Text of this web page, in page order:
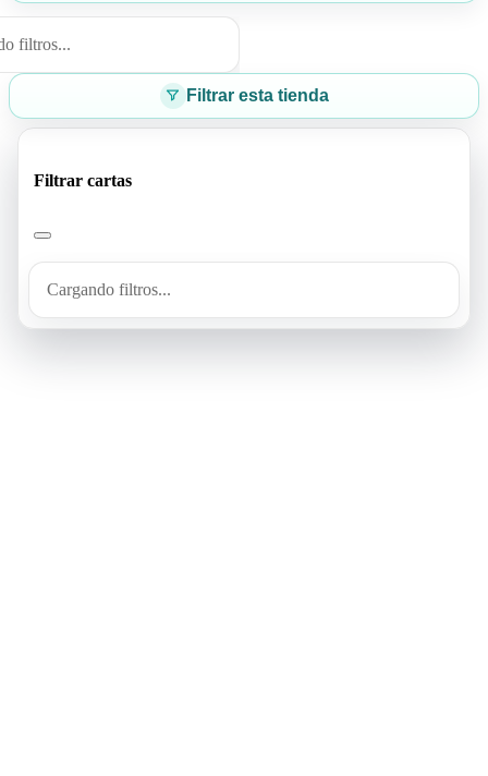
filtros...
Filtrar esta tienda
Filtrar cartas
Cargando filtros...